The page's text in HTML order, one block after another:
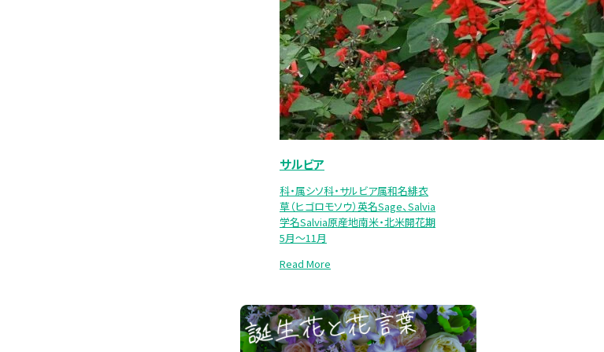
サルビア
科・属シソ科・サルビア属和名緋衣
草（ヒゴロモソウ）英名Sage、Salvia
学名Salvia原産地南米・北米開花期
5月～11月
Read More